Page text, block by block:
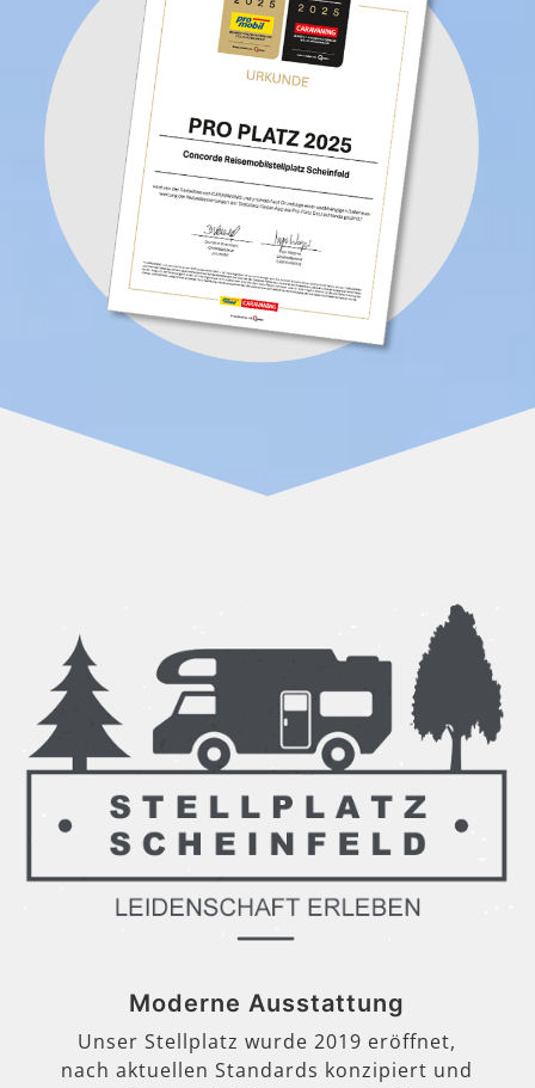
Moderne Ausstattung
Unser Stellplatz wurde 2019 eröffnet,
nach aktuellen Standards konzipiert und